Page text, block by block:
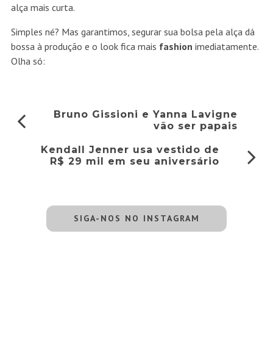
alça mais curta.
Simples né? Mas garantimos, segurar sua bolsa pela alça dá
bossa à produção e o look fica mais fashion imediatamente.
Olha só:
Bruno Gissioni e Yanna Lavigne
vão ser papais
Kendall Jenner usa vestido de
R$ 29 mil em seu aniversário
SIGA-NOS NO INSTAGRAM